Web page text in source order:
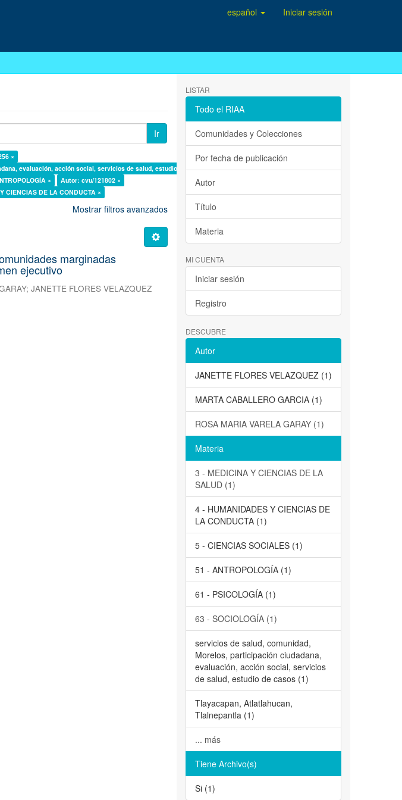
español Iniciar sesión
Ir
×
evaluación, acción social, servicios de salud, estudio de casos ×
×
Autor: cvu/121802 ×
CIENCIAS DE LA CONDUCTA ×
Mostrar filtros avanzados
marginadas
ejecutivo
;JANETTE FLORES VELAZQUEZ
LISTAR
Todo el RIAA
Comunidades y Colecciones
Por fecha de publicación
Autor
Título
Materia
MI CUENTA
Iniciar sesión
Registro
DESCUBRE
Autor
JANETTE FLORES VELAZQUEZ (1)
MARTA CABALLERO GARCIA (1)
ROSA MARIA VARELA GARAY (1)
Materia
3 - MEDICINA Y CIENCIAS DE LA
SALUD (1)
4 - HUMANIDADES Y CIENCIAS DE
LA CONDUCTA (1)
5 - CIENCIAS SOCIALES (1)
51 - ANTROPOLOGÍA (1)
61 - PSICOLOGÍA (1)
63 - SOCIOLOGÍA (1)
servicios de salud, comunidad,
Morelos, participación ciudadana,
evaluación, acción social, servicios
de salud, estudio de casos (1)
Tlayacapan, Atlatlahucan,
Tlalnepantla (1)
... más
Tiene Archivo(s)
Si (1)